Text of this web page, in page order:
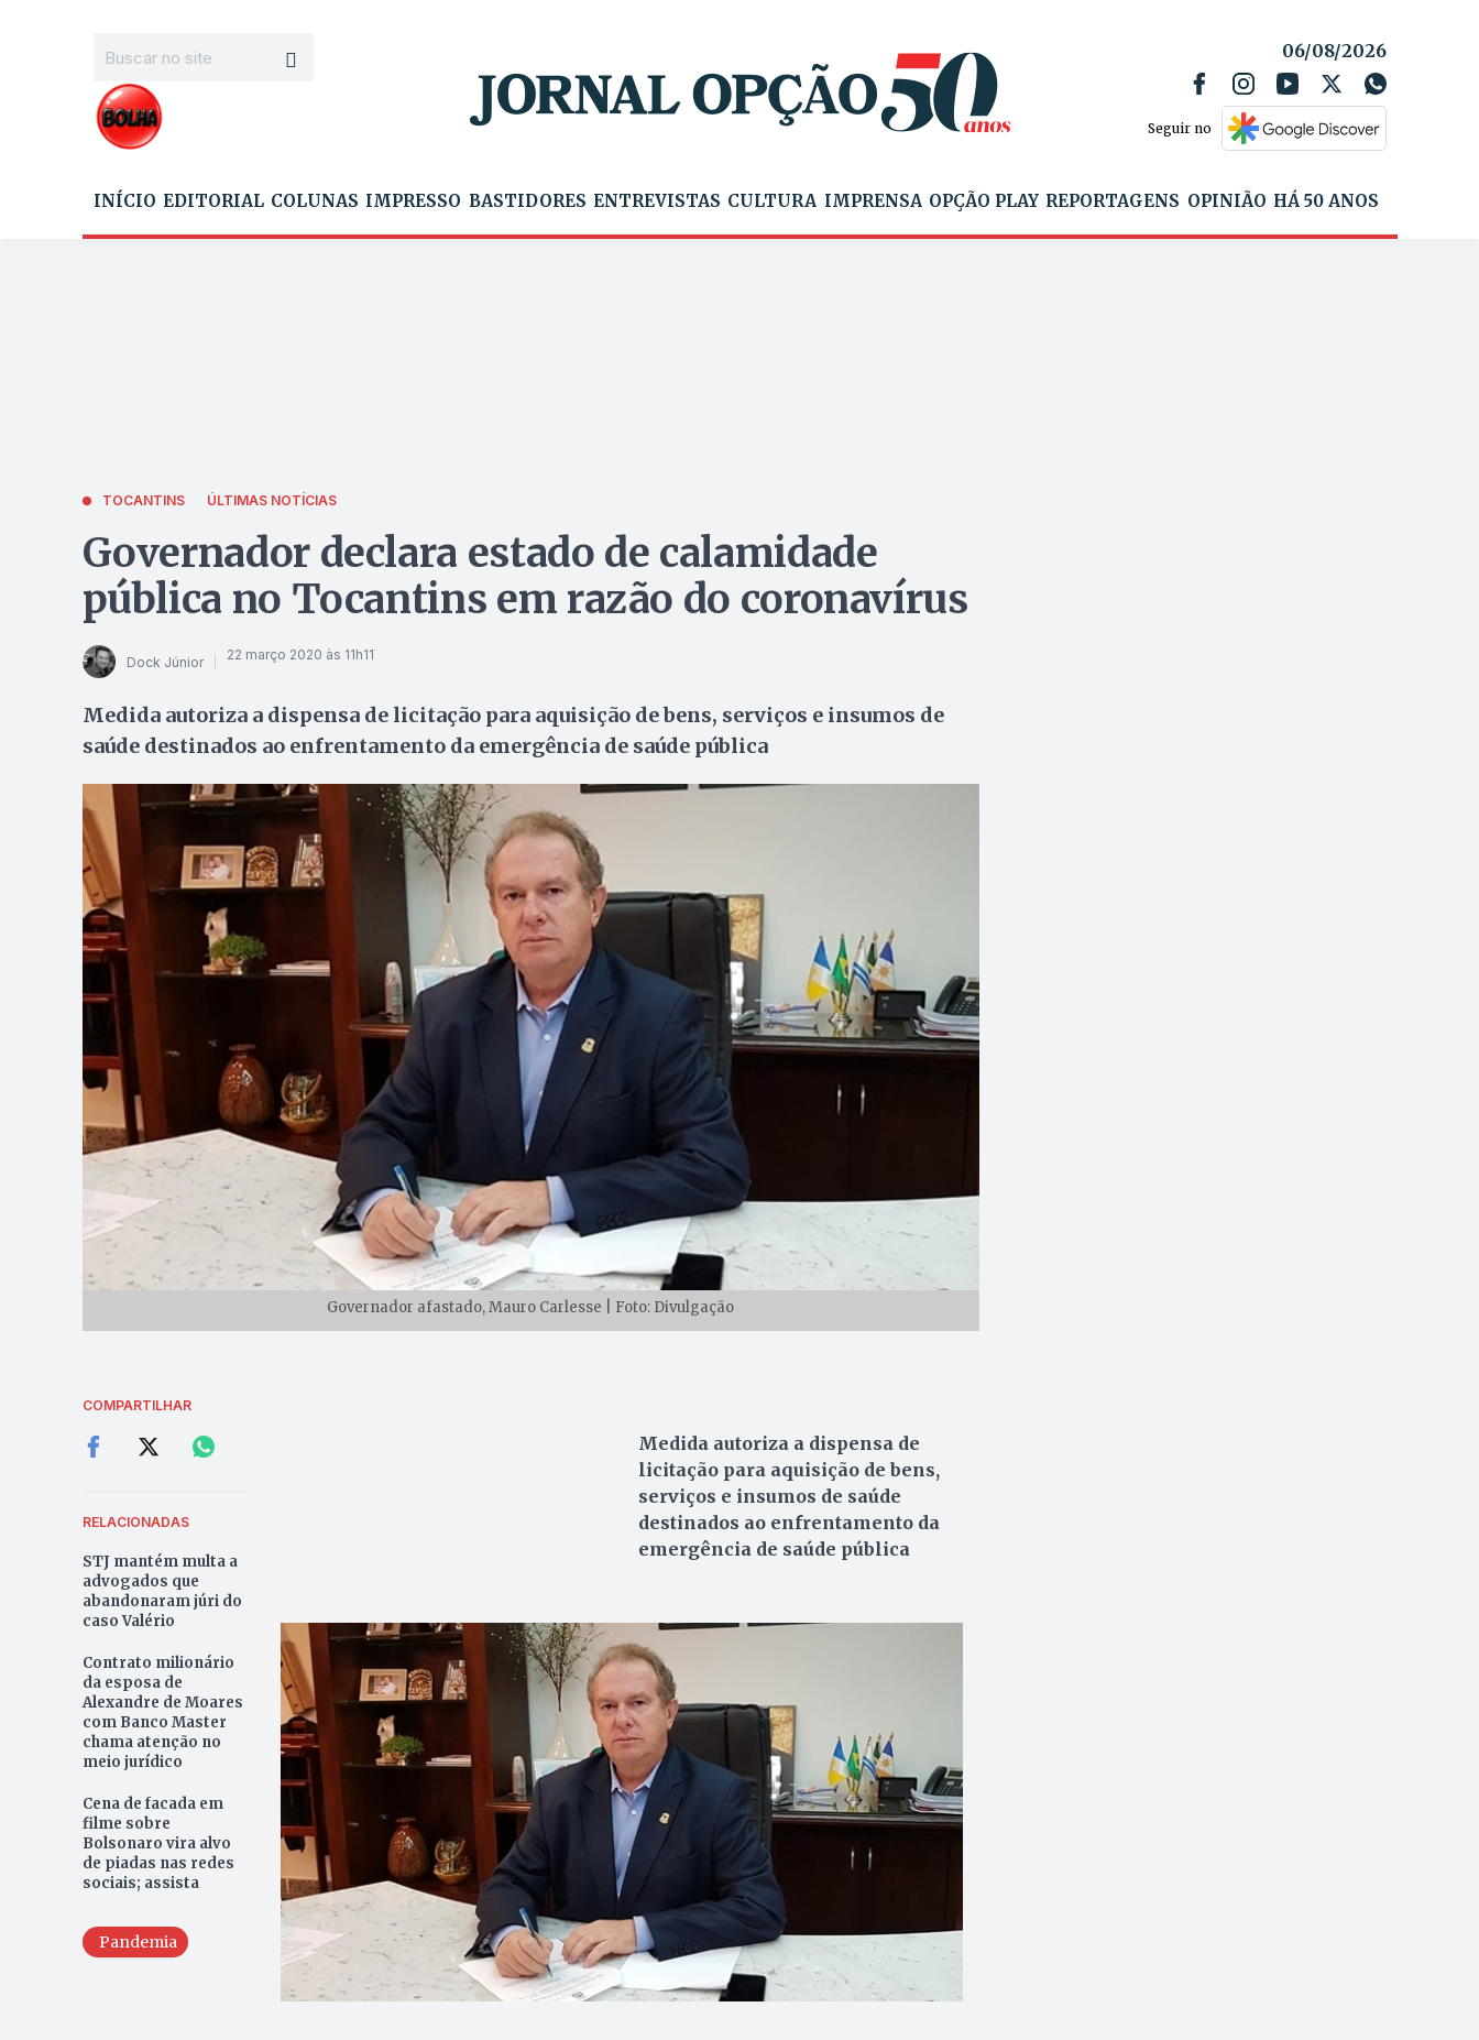
06/08/2026
Seguir no
INÍCIO EDITORIAL COLUNAS IMPRESSO BASTIDORES ENTREVISTAS CULTURA IMPRENSA OPÇÃO PLAY REPORTAGENS OPINIÃO HÁ 50 ANOS
TOCANTINS ÚLTIMAS NOTÍCIAS
Governador declara estado de calamidade
pública no Tocantins em razão do coronavírus
Dock Júnior 22 março 2020 às 11h11
Medida autoriza a dispensa de licitação para aquisição de bens, serviços e insumos de
saúde destinados ao enfrentamento da emergência de saúde pública
Governador afastado, Mauro Carlesse | Foto: Divulgação
COMPARTILHAR
RELACIONADAS
STJ mantém multa a
advogados que
abandonaram júri do
caso Valério
Contrato milionário
da esposa de
Alexandre de Moares
com Banco Master
chama atenção no
meio jurídico
Cena de facada em
filme sobre
Bolsonaro vira alvo
de piadas nas redes
sociais; assista
Pandemia
Medida autoriza a dispensa de
licitação para aquisição de bens,
serviços e insumos de saúde
destinados ao enfrentamento da
emergência de saúde pública